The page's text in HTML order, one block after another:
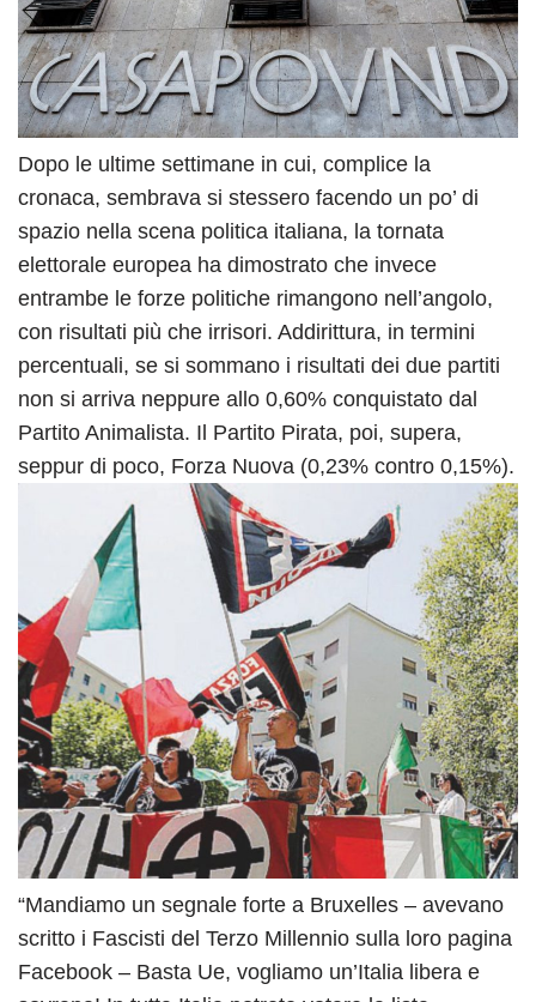
Dopo le ultime settimane in cui, complice la
cronaca, sembrava si stessero facendo un po’ di
spazio nella scena politica italiana, la tornata
elettorale europea ha dimostrato che invece
entrambe le forze politiche rimangono nell’angolo,
con risultati più che irrisori. Addirittura, in termini
percentuali, se si sommano i risultati dei due partiti
non si arriva neppure allo 0,60% conquistato dal
Partito Animalista. Il Partito Pirata, poi, supera,
seppur di poco, Forza Nuova (0,23% contro 0,15%).
“Mandiamo un segnale forte a Bruxelles – avevano
scritto i Fascisti del Terzo Millennio sulla loro pagina
Facebook – Basta Ue, vogliamo un’Italia libera e